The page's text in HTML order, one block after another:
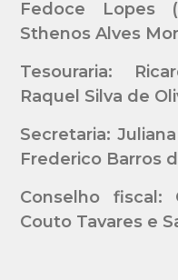
Fedoce Lopes
Sthenos Alves
Tesouraria:
Raquel Silva de
Secretaria:
Frederico Barros
Conselho fiscal:
Couto Tavares e